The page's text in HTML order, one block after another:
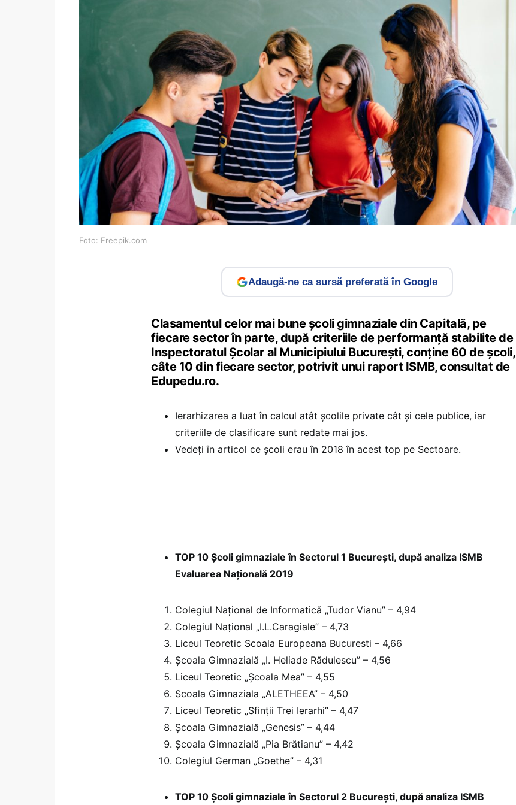
Foto: Freepik.com
Adaugă-ne ca sursă preferată în Google
Clasamentul celor mai bune școli gimnaziale din Capitală, pe
fiecare sector în parte, după criteriile de performanță stabilite de
Inspectoratul Școlar al Municipiului București, conține 60 de școli,
câte 10 din fiecare sector, potrivit unui raport ISMB, consultat de
Edupedu.ro.
Ierarhizarea a luat în calcul atât școlile private cât și cele publice, iar
criteriile de clasificare sunt redate mai jos.
Vedeți în articol ce școli erau în 2018 în acest top pe Sectoare.
TOP 10 Școli gimnaziale în Sectorul 1 București, după analiza ISMB
Evaluarea Națională 2019
Colegiul Naţional de Informatică „Tudor Vianu” – 4,94
Colegiul Naţional „I.L.Caragiale” – 4,73
Liceul Teoretic Scoala Europeana Bucuresti – 4,66
Şcoala Gimnazială „I. Heliade Rădulescu” – 4,56
Liceul Teoretic „Școala Mea” – 4,55
Scoala Gimnaziala „ALETHEEA” – 4,50
Liceul Teoretic „Sfinții Trei Ierarhi” – 4,47
Şcoala Gimnazială „Genesis” – 4,44
Şcoala Gimnazială „Pia Brătianu” – 4,42
Colegiul German „Goethe” – 4,31
TOP 10 Școli gimnaziale în Sectorul 2 București, după analiza ISMB